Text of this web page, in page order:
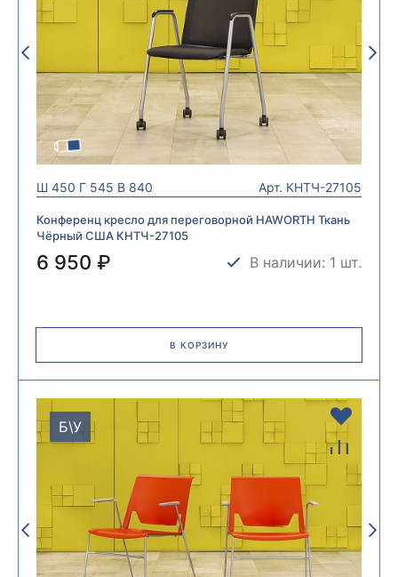
Ш 450 Г 545 В 840 Арт. КНТЧ-27105
Конференц кресло для переговорной HAWORTH Ткань
Чёрный США КНТЧ-27105
6 950 ₽ В наличии: 1 шт.
В КОРЗИНУ
Б\У